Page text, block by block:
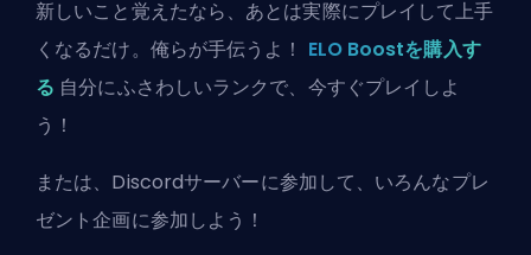
新しいこと覚えたなら、あとは実際にプレイして上手
くなるだけ。俺らが手伝うよ！ ELO Boostを購入す
る 自分にふさわしいランクで、今すぐプレイしよ
う！
または、 Discordサーバーに参加して、いろんなプレ
ゼント企画に参加しよう！